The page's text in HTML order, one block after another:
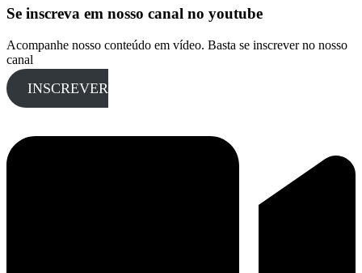
Se inscreva em nosso canal no youtube
Acompanhe nosso conteúdo em vídeo. Basta se inscrever no nosso
canal
INSCREVER